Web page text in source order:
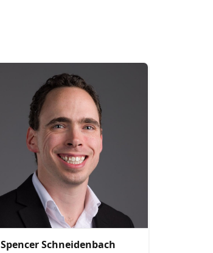
Spencer Schneidenbach